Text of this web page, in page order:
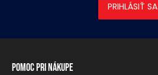
PRIHLÁSIŤ SA
Pomoc pri nákupe